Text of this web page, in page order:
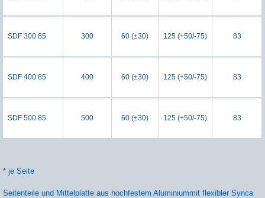
SDF 300 85 300 60 (±30) 125 (+50/-75) 83
SDF 400 85 400 60 (±30) 125 (+50/-75) 83
SDF 500 85 500 60 (±30) 125 (+50/-75) 83
* je Seite
Seitenteile und Mittelplatte aus hochfestem Aluminiummit flexibler Synca